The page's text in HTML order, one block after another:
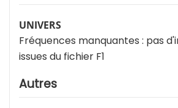
UNIVERS
Fréquences manquantes : pas
issues du fichier F1
Autres